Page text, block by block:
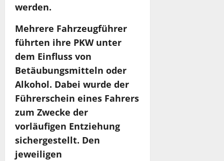
werden.
Mehrere Fahrzeugführer
führten ihre PKW unter
dem Einfluss von
Betäubungsmitteln oder
Alkohol. Dabei wurde der
Führerschein eines Fahrers
zum Zwecke der
vorläufigen Entziehung
sichergestellt. Den
jeweiligen